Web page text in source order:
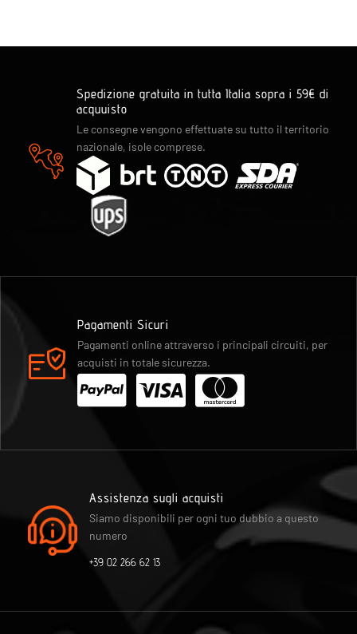
Spedizione gratuita in tutta Italia sopra i 59€ di
acquuisto
Le consegne vengono effettuate su tutto il territorio
nazionale, isole comprese.
Pagamenti Sicuri
Pagamenti online attraverso i principali circuiti, per
acquisti in totale sicurezza.
Assistenza sugli acquisti
Siamo disponibili per ogni tuo dubbio a questo
numero
+39 02 266 62 13